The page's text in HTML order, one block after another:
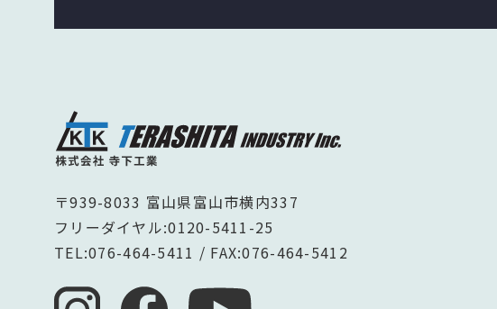
〒939-8033 富山県富山市横内337
フリーダイヤル:0120-5411-25
TEL:076-464-5411 / FAX:076-464-5412